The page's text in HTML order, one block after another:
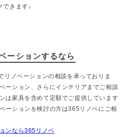
できます↓
ーションするなら
リノベーションの相談 を承っておりま
ーション、さらにインテリアまでご相談
は家具を含めて定額でご提供しています
ーションを検討の方は365リノベにご相
ンなら365リノベ